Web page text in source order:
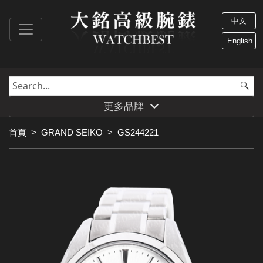
中文
English
更多品牌
首頁 > GRAND SEIKO > GS244221